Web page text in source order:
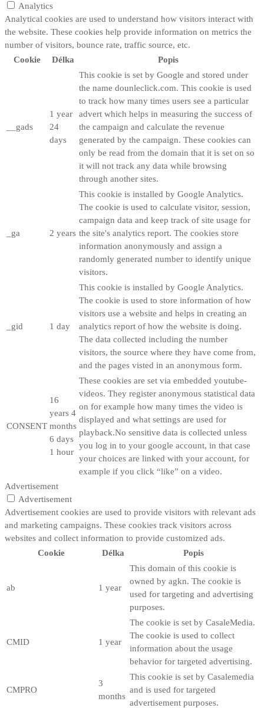
Analytics
Analytical cookies are used to understand how visitors interact with
the website. These cookies help provide information on metrics the
number of visitors, bounce rate, traffic source, etc.
Cookie
Délka Popis
__gads
1 year
24
days
This cookie is set by Google and stored under
the name dounleclick.com. This cookie is used
to track how many times users see a particular
advert which helps in measuring the success of
the campaign and calculate the revenue
generated by the campaign. These cookies can
only be read from the domain that it is set on so
it will not track any data while browsing
through another sites.
_ga 2 years
This cookie is installed by Google Analytics.
The cookie is used to calculate visitor, session,
campaign data and keep track of site usage for
the site's analytics report. The cookies store
information anonymously and assign a
randomly generated number to identify unique
visitors.
_gid 1 day
This cookie is installed by Google Analytics.
The cookie is used to store information of how
visitors use a website and helps in creating an
analytics report of how the website is doing.
The data collected including the number
visitors, the source where they have come from,
and the pages visted in an anonymous form.
CONSENT
16
years 4
months
6 days
1 hour
These cookies are set via embedded youtube-
videos. They register anonymous statistical data
on for example how many times the video is
displayed and what settings are used for
playback.No sensitive data is collected unless
you log in to your google account, in that case
your choices are linked with your account, for
example if you click “like” on a video.
Advertisement
Advertisement
Advertisement cookies are used to provide visitors with relevant ads
and marketing campaigns. These cookies track visitors across
websites and collect information to provide customized ads.
Cookie
Délka Popis
ab 1 year
This domain of this cookie is
owned by agkn. The cookie is
used for targeting and advertising
purposes.
CMID 1 year
The cookie is set by CasaleMedia.
The cookie is used to collect
information about the usage
behavior for targeted advertising.
CMPRO
3
months
This cookie is set by Casalemedia
and is used for targeted
advertisement purposes.